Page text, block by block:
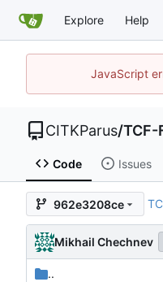
Explore Help
JavaScript
CITKParus/
Code Issues
962e3208ce
Mikhail Chechnev
..